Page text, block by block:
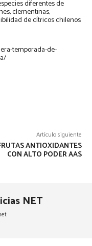
diferentes de
clementinas,
de cítricos chilenos
temporada-de-
Artículo siguiente
ANTIOXIDANTES
CON ALTO PODER AAS
NET